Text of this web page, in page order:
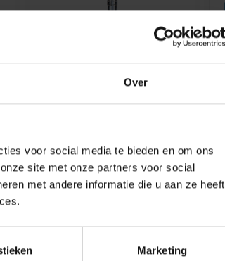
Over
voor social media te bieden en om ons
site met onze partners voor social
met andere informatie die u aan ze heeft
Marketing
€9,39